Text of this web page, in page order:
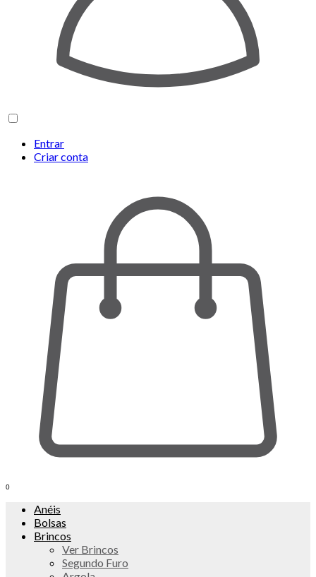
Entrar
Criar conta
0
Anéis
Bolsas
Brincos
Ver Brincos
Segundo Furo